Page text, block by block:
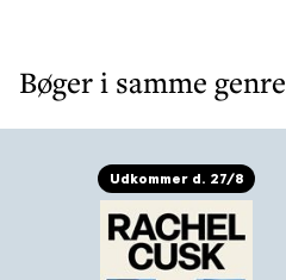
Bøger i samme genre
Udkommer d. 27/8